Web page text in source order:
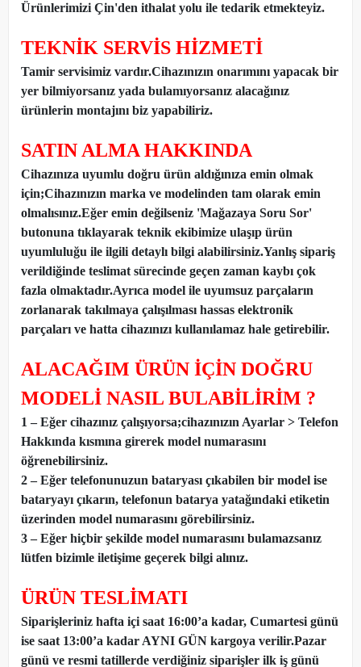
Ürünlerimizi Çin'den ithalat yolu ile tedarik etmekteyiz.
TEKNİK SERVİS HİZMETİ
Tamir servisimiz vardır.Cihazınızın onarımını yapacak bir
yer bilmiyorsanız yada bulamıyorsanız alacağınız
ürünlerin montajını biz yapabiliriz.
SATIN ALMA HAKKINDA
Cihazınıza uyumlu doğru ürün aldığınıza emin olmak
için;Cihazınızın marka ve modelinden tam olarak emin
olmalısınız.Eğer emin değilseniz 'Mağazaya Soru Sor'
butonuna tıklayarak teknik ekibimize ulaşıp ürün
uyumluluğu ile ilgili detaylı bilgi alabilirsiniz.Yanlış sipariş
verildiğinde teslimat sürecinde geçen zaman kaybı çok
fazla olmaktadır.Ayrıca model ile uyumsuz parçaların
zorlanarak takılmaya çalışılması hassas elektronik
parçaları ve hatta cihazınızı kullanılamaz hale getirebilir.
ALACAĞIM ÜRÜN İÇİN DOĞRU
MODELİ NASIL BULABİLİRİM ?
1 – Eğer cihazınız çalışıyorsa;cihazınızın Ayarlar > Telefon
Hakkında kısmına girerek model numarasını
öğrenebilirsiniz.
2 – Eğer telefonunuzun bataryası çıkabilen bir model ise
bataryayı çıkarın, telefonun batarya yatağındaki etiketin
üzerinden model numarasını görebilirsiniz.
3 – Eğer hiçbir şekilde model numarasını bulamazsanız
lütfen bizimle iletişime geçerek bilgi alınız.
ÜRÜN TESLİMATI
Siparişleriniz hafta içi saat 16:00’a kadar, Cumartesi günü
ise saat 13:00’a kadar AYNI GÜN kargoya verilir.Pazar
günü ve resmi tatillerde verdiğiniz siparişler ilk iş günü